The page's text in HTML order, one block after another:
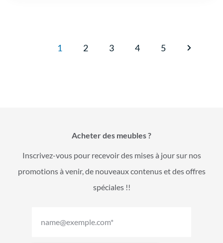
1 2 3 4 5
Acheter des meubles ?
Inscrivez-vous pour recevoir des mises à jour sur nos
promotions à venir, de nouveaux contenus et des offres
spéciales !!